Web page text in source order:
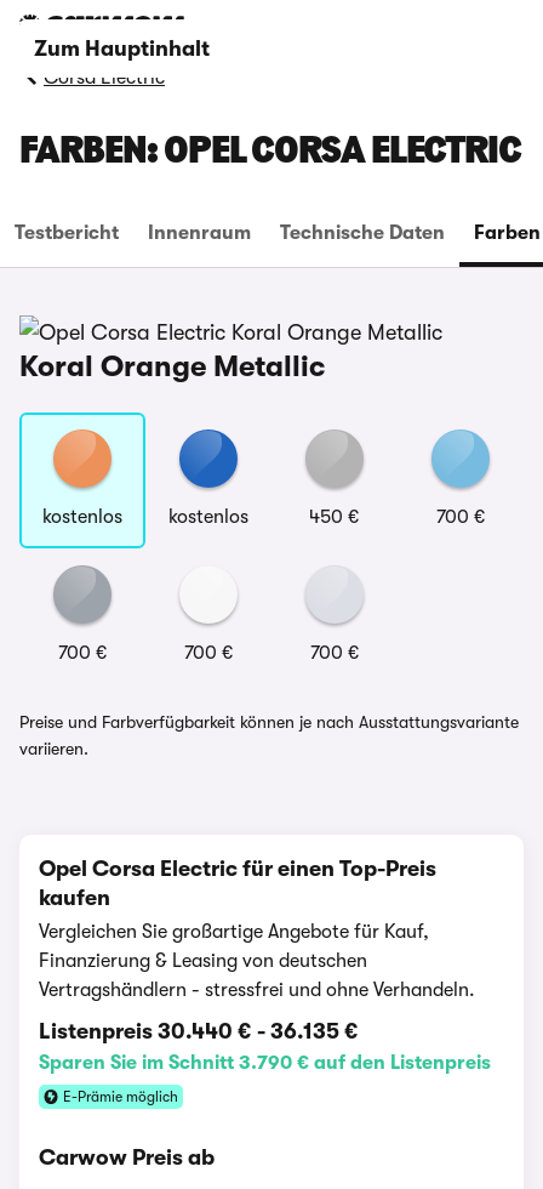
Zum Hauptinhalt
Corsa Electric
FARBEN: OPEL CORSA ELECTRIC
Testbericht Innenraum Technische Daten Farben
Koral Orange Metallic
kostenlos kostenlos 450 € 700 €
700 € 700 € 700 €
Preise und Farbverfügbarkeit können je nach Ausstattungsvariante
variieren.
Opel Corsa Electric für einen Top-Preis
kaufen
Vergleichen Sie großartige Angebote für Kauf,
Finanzierung & Leasing von deutschen
Vertragshändlern - stressfrei und ohne Verhandeln.
Listenpreis 30.440 € - 36.135 €
Sparen Sie im Schnitt 3.790 € auf den Listenpreis
E-Prämie möglich
Carwow Preis ab